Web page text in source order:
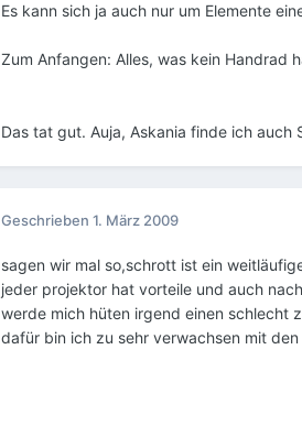
Es kann sich ja auch nur um Elemente
Zum Anfangen: Alles, was kein Handrad
Das tat gut. Auja, Askania finde ich auch
Geschrieben 1. März 2009
sagen wir mal so,schrott ist ein
jeder projektor hat vorteile und auch
werde mich hüten irgend einen schlecht
dafür bin ich zu sehr verwachsen mit den